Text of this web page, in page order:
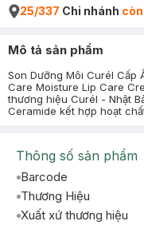
25/337 Chi nhánh
Mô tả sản phẩm
Son Dưỡng Môi Curél Cấp
Care Moisture Lip Care
thương hiệu Curél - Nhật
Ceramide kết hợp hoạt
Thông số sản phẩm
Barcode
Thương Hiệu
Xuất xứ thương hiệu